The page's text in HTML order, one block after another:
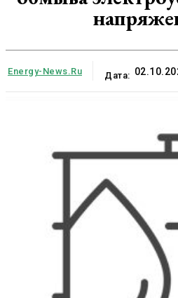
Energy-News.ru Дата: